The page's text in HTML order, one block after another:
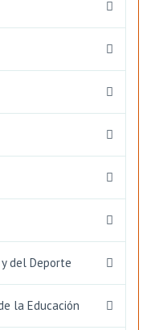
del Deporte
la Educación